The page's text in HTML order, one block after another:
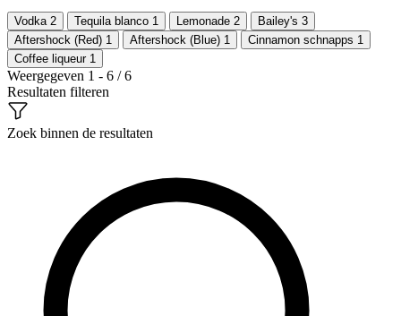
Vodka 2 Tequila blanco 1 Lemonade 2 Bailey's 3
Aftershock (Red) 1 Aftershock (Blue) 1 Cinnamon schnapps 1
Coffee liqueur 1
Weergegeven 1 - 6 / 6
Resultaten filteren
Zoek binnen de resultaten